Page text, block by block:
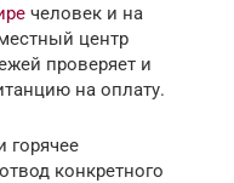
человек и на
центр
проверяет и
на оплату.
горячее
конкретного